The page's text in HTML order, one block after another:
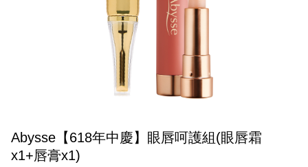
Abysse【618年中慶】眼唇呵護組(眼唇霜
x1+唇膏x1)